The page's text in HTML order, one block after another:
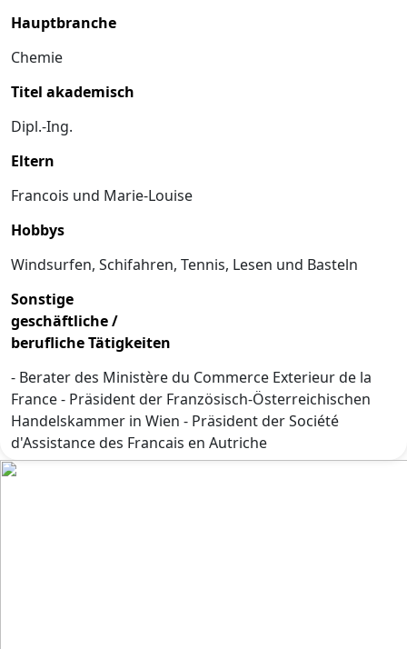
Hauptbranche
Chemie
Titel akademisch
Dipl.-Ing.
Eltern
Francois und Marie-Louise
Hobbys
Windsurfen, Schifahren, Tennis, Lesen und Basteln
Sonstige
geschäftliche /
berufliche Tätigkeiten
- Berater des Ministère du Commerce Exterieur de la
France - Präsident der Französisch-Österreichischen
Handelskammer in Wien - Präsident der Société
d'Assistance des Francais en Autriche